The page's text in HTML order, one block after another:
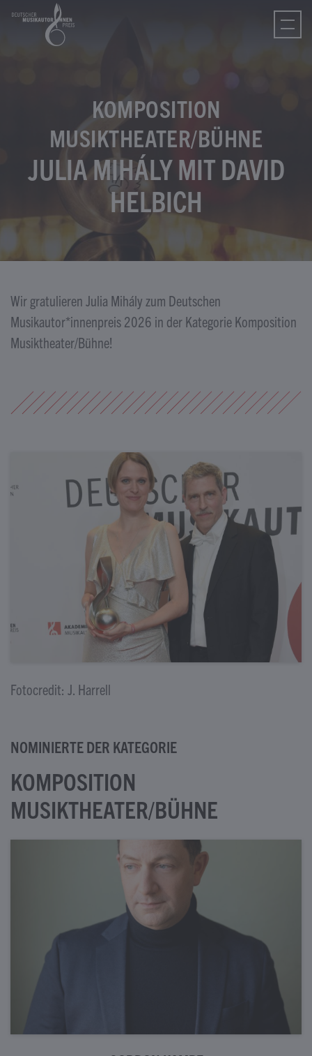
KOMPOSITION
MUSIKTHEATER/BÜHNE
JULIA MIHÁLY MIT DAVID
HELBICH
Wir gratulieren Julia Mihály zum Deutschen
Musikautor*innenpreis 2026 in der Kategorie Komposition
Musiktheater/Bühne!
Fotocredit: J. Harrell
NOMINIERTE DER KATEGORIE
KOMPOSITION
MUSIKTHEATER/BÜHNE